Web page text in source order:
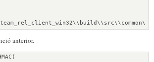
anterior.